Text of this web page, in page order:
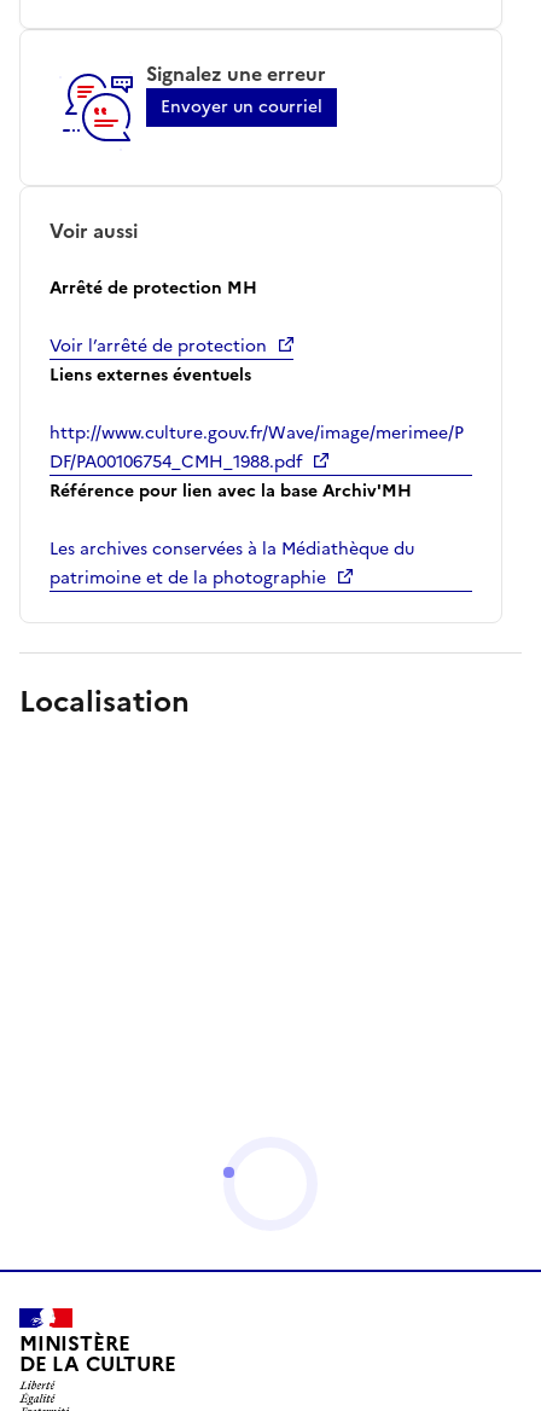
Signalez une erreur
Envoyer un courriel
Voir aussi
Arrêté de protection MH
Voir l’arrêté de protection
Liens externes éventuels
http://www.culture.gouv.fr/Wave/image/merimee/P
DF/PA00106754_CMH_1988.pdf
Référence pour lien avec la base Archiv'MH
Les archives conservées à la Médiathèque du
patrimoine et de la photographie
Localisation
MINISTÈRE
DE LA CULTURE